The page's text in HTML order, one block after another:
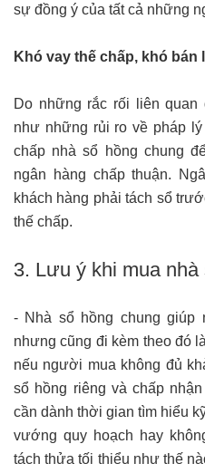
sự đồng ý của tất cả những
Khó vay thế chấp, khó bán
Do những rắc rối liên
như những rủi ro về pháp
chấp nhà sổ hồng chung
ngân hàng chấp thuận.
khách hàng phải tách sổ
thế chấp.
3. Lưu ý khi mua nhà
- Nhà sổ hồng chung giúp
nhưng cũng đi kèm theo đó
nếu người mua không đủ
sổ hồng riêng và chấp
cần dành thời gian tìm hiểu
vướng quy hoạch hay
tách thửa tối thiểu như thế